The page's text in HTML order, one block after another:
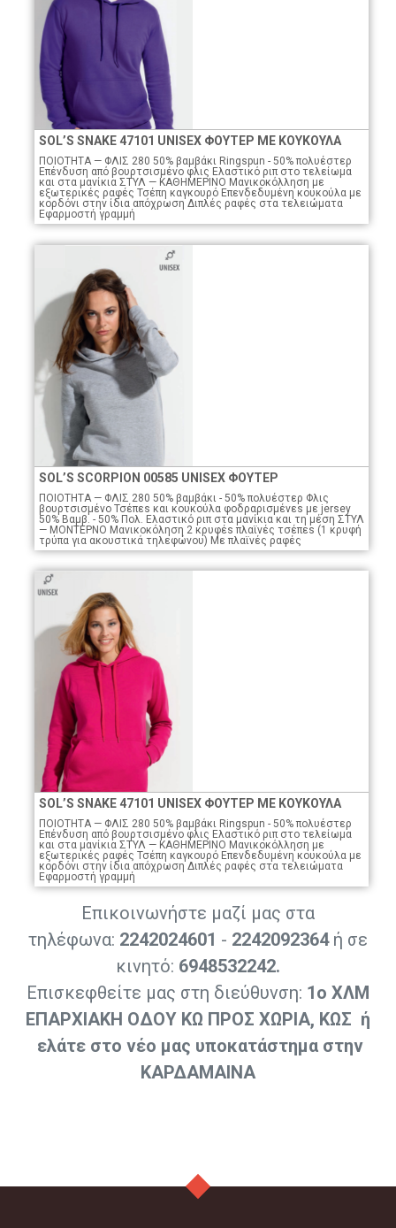
SOL’S SNAKE 47101 UNISEX ΦΟΥΤΕΡ ΜΕ ΚΟΥΚΟΥΛΑ
ΠΟΙΟTHTA — ΦΛΙΣ 280 50% βαμβάκι Ringspun - 50% πολυέστερ
Eπένδυση από βουρτσισμένο φλις Eλαστικό ριπ στο τελείωμα
και στα μανίκια ΣΤΥΛ — ΚΑΘΗΜΕΡΙΝΟ Μανικοκόλληση με
εξωτερικές ραφές Τσέπη καγκουρό Επενδεδυμένη κουκούλα με
κορδόνι στην ίδια απόχρωση Διπλές ραφές στα τελειώματα
Εφαρμοστή γραμμή
SOL’S SCORPION 00585 UNISEX ΦΟΥΤΕΡ
ΠΟΙΟTHTA — ΦΛΙΣ 280 50% βαμβάκι - 50% πολυέστερ Φλις
βουρτσισμένο Τσέπεs και κουκούλα φοδραρισμένεs με jersey
50% Βαμβ. - 50% Πολ. Ελαστικό ριπ στα μανίκια και τη μέση ΣΤΥΛ
— ΜΟΝΤΕΡΝΟ Μανικοκόληση 2 κρυφέs πλαϊνές τσέπεs (1 κρυφή
τρύπα για ακουστικά τηλεφώνου) Με πλαϊνές ραφές
SOL’S SNAKE 47101 UNISEX ΦΟΥΤΕΡ ΜΕ ΚΟΥΚΟΥΛΑ
ΠΟΙΟTHTA — ΦΛΙΣ 280 50% βαμβάκι Ringspun - 50% πολυέστερ
Eπένδυση από βουρτσισμένο φλις Eλαστικό ριπ στο τελείωμα
και στα μανίκια ΣΤΥΛ — ΚΑΘΗΜΕΡΙΝΟ Μανικοκόλληση με
εξωτερικές ραφές Τσέπη καγκουρό Επενδεδυμένη κουκούλα με
κορδόνι στην ίδια απόχρωση Διπλές ραφές στα τελειώματα
Εφαρμοστή γραμμή
Επικοινωνήστε μαζί μας στα
τηλέφωνα: 2242024601 - 2242092364ή σε
κινητό: 6948532242.
Επισκεφθείτε μας στη διεύθυνση: 1ο ΧΛΜ
ΕΠΑΡΧΙΑΚΗ ΟΔΟΥ ΚΩ ΠΡΟΣ ΧΩΡΙΑ, ΚΩΣ ή
ελάτε στο νέο μας υποκατάστημα στην
ΚΑΡΔΑΜΑΙΝΑ